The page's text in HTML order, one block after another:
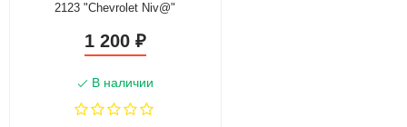
2123 "Chevrolet Niv@"
1 200 ₽
В наличии